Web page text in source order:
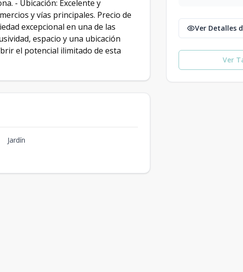
- Ubicación: Excelente y
y vías principales. Precio de
excepcional en una de las
espacio y una ubicación
el potencial ilimitado de esta
Jardín
Ver Detalles
Ver